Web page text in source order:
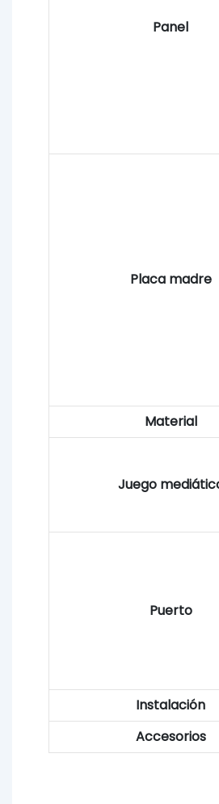
Panel
Placa madre
Material
Juego
Puerto
Instalación
Accesorios